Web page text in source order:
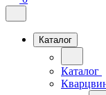
Каталог
Каталог